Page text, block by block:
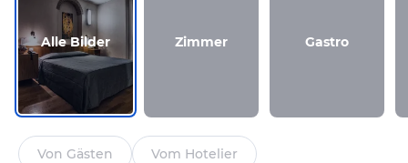
Alle Bilder Zimmer Gastro
Von Gästen Vom Hotelier